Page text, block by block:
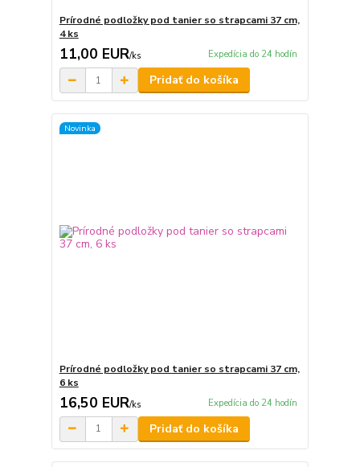
Prírodné podložky pod tanier so strapcami 37 cm,
4 ks
11,00 EUR/ks Expedícia do 24 hodín
Pridať do košíka
Novinka
Prírodné podložky pod tanier so strapcami 37 cm,
6 ks
16,50 EUR/ks Expedícia do 24 hodín
Pridať do košíka